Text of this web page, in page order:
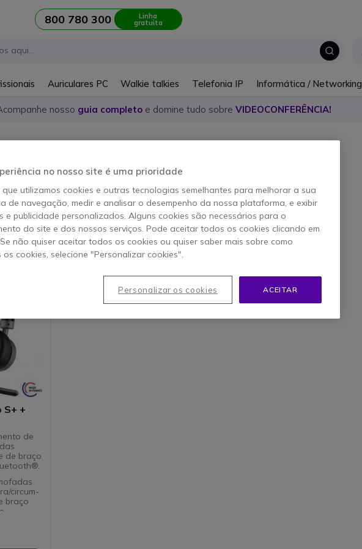
800 780 300 Linha
gratuita
Auriculares PC Walkie talkies Telefonia IP Informática / Networking
nosso guia completo e domine tudo sobre VIDEOCONFERÊNCIA!
USB
USB Orosound
S+ +
de
de braço
circum-
braço
no nosso site é uma prioridade
que utilizamos cookies e outras tecnologias semelhantes para melhorar a sua
de navegação, medir e analisar o desempenho da nossa plataforma, e exibir
e publicidade personalizados. Alguns cookies são necessários para o
do site e dos nossos serviços. Pode aceitar todos os cookies clicando em
Se não quiser aceitar todos os cookies ou quiser saber mais sobre como
os cookies, selecione "Personalizar cookies".
ACEITAR
Personalizar os cookies